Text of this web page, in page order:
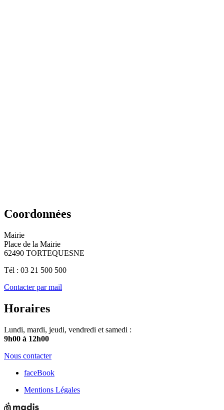
Coordonnées
Mairie
Place de la Mairie
62490 TORTEQUESNE
Tél : 03 21 500 500
Contacter par mail
Horaires
Lundi, mardi, jeudi, vendredi et samedi :
9h00 à 12h00
Nous contacter
faceBook
Mentions Légales